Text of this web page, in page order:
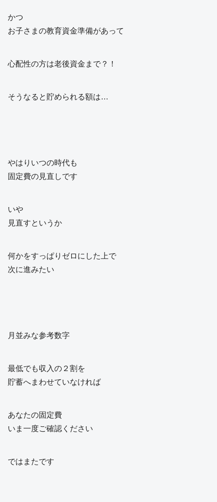
かつ
お子さまの教育資金準備があって
心配性の方は老後資金まで？！
そうなると貯められる額は…
やはりいつの時代も
固定費の見直しです
いや
見直すというか
何かをすっぱりゼロにした上で
次に進みたい
月並みな参考数字
最低でも収入の２割を
貯蓄へまわせていなければ
あなたの固定費
いま一度ご確認ください
ではまたです